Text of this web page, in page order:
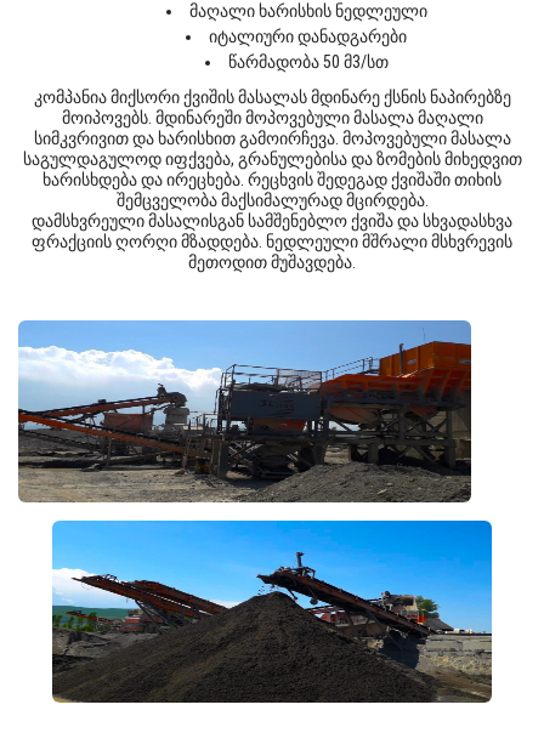
მაღალი ხარისხის ნედლეული
იტალიური დანადგარები
წარმადობა 50 მ3/სთ
კომპანია მიქსორი ქვიშის მასალას მდინარე ქსნის ნაპირებზე
მოიპოვებს. მდინარეში მოპოვებული მასალა მაღალი
სიმკვრივით და ხარისხით გამოირჩევა. მოპოვებული მასალა
საგულდაგულოდ იფქვება, გრანულებისა და ზომების მიხედვით
ხარისხდება და ირეცხება. რეცხვის შედეგად ქვიშაში თიხის
შემცველობა მაქსიმალურად მცირდება.
დამსხვრეული მასალისგან სამშენებლო ქვიშა და სხვადასხვა
ფრაქციის ღორღი მზადდება. ნედლეული მშრალი მსხვრევის
მეთოდით მუშავდება.